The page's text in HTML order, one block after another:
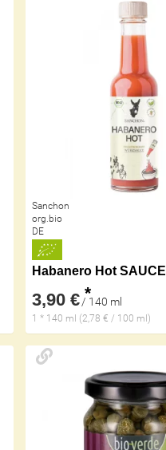
Sanchon
org.bio
DE
Habanero Hot SAUCE
3,90 €*
/ 140 ml
1 * 140 ml (2,78 € / 100 ml)